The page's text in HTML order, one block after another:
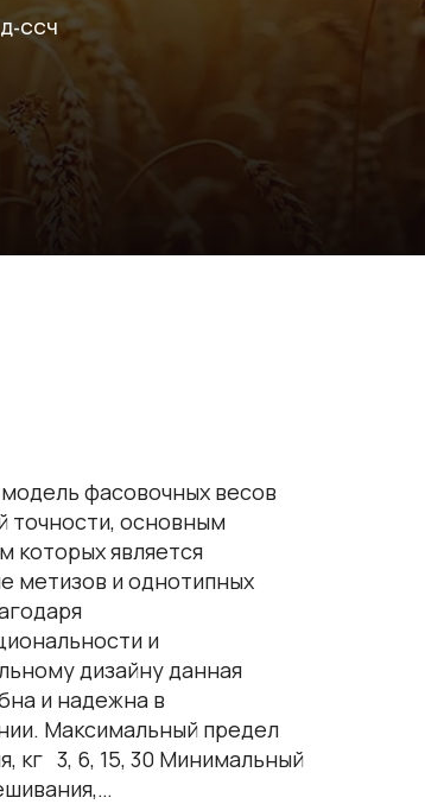
ССЧ
фасовочных весов
точности, основным
которых является
метизов и однотипных
и
дизайну данная
и надежна в
Максимальный предел
кг 3, 6, 15, 30 Минимальный